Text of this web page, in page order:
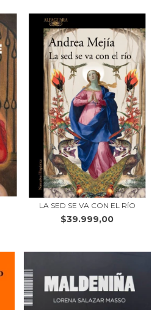
LA SED SE VA CON EL RÍO
$39.999,00